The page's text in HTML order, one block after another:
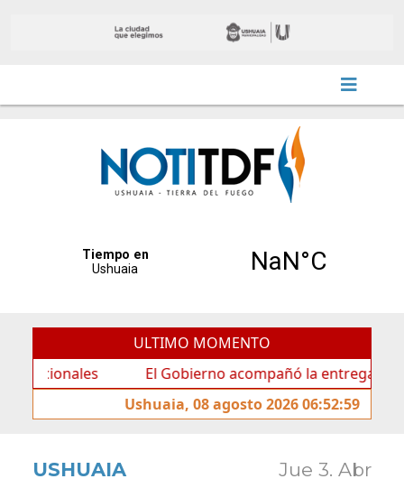
ULTIMO MOMENTO
El Gobierno acompañó la entrega de nueva
Ushuaia, 08 agosto 2026 06:52:59
USHUAIA Jue 3. Abr